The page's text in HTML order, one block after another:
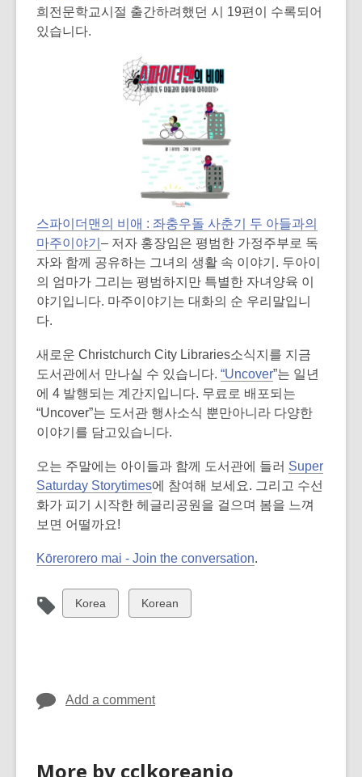
w
i
희전문학교시절 출간하려했던 시 19편이 수록되어
있습니다.
,
o
p
e
n
s
n
e
w
w
i
d
o
w
스파이더맨의 비애 : 좌충우돌 사춘기 두 아들과의
마주이야기 – 저자 홍장임은 평범한 가정주부로 독
자와 함께 공유하는 그녀의 생활 속 이야기. 두아이
의 엄마가 그리는 평범하지만 특별한 자녀양육 이
야기입니다. 마주이야기는 대화의 순 우리말입니
다.
새로운 Christchurch City Libraries소식지를 지금
도서관에서 만나실 수 있습니다. “Uncover”는 일년
에 4 발행되는 계간지입니다. 무료로 배포되는
“Uncover”는 도서관 행사소식 뿐만아니라 다양한
이야기를 담고있습니다.
오는 주말에는 아이들과 함께 도서관에 들러 Super
Saturday Storytimes에 참여해 보세요. 그리고 수선
화가 피기 시작한 헤글리공원을 걸으며 봄을 느껴
보면 어떨까요!
Kōrerorero mai - Join the conversation.
View
all
Korea
View
all
Korean
Add a comment
More by cclkoreanjo